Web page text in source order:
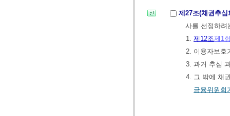
제27조(채권추
사를 선정하려
1. 제12조제1
2. 이용자보호
3. 과거 추심
4. 그 밖에 채
금융위원회